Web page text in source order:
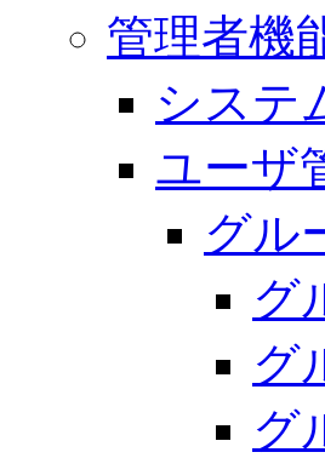
管理者機
システ
ユーザ
グル
グ
グ
グ